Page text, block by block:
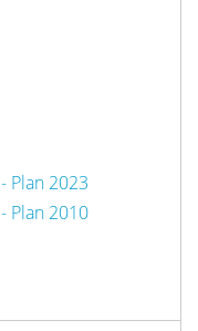
Plan 2023
Plan 2010